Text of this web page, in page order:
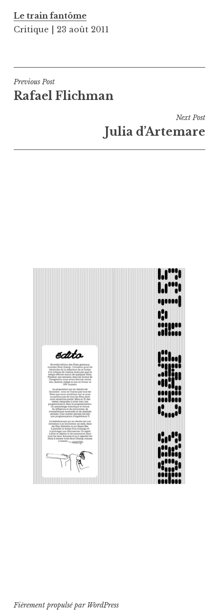
Le train fantôme
Critique | 23 août 2011
Navigation
de
Previous Post
Rafael Flichman
Next Post
Julia d’Artemare
Fièrement propulsé par WordPress